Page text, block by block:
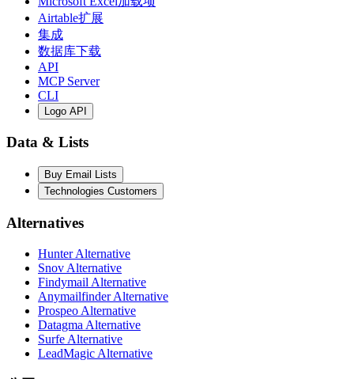
Airtable扩展
集成
数据库下载
API
MCP Server
CLI
Logo API
Data & Lists
Buy Email Lists
Technologies Customers
Alternatives
Hunter Alternative
Snov Alternative
Findymail Alternative
Anymailfinder Alternative
Prospeo Alternative
Datagma Alternative
Surfe Alternative
LeadMagic Alternative